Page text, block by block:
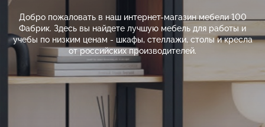
Добро пожаловать в наш интернет-магазин мебели 100
Фабрик. Здесь вы найдете лучшую мебель для работы и
учебы по низким ценам - шкафы, стеллажи, столы и кресла
от российских производителей.